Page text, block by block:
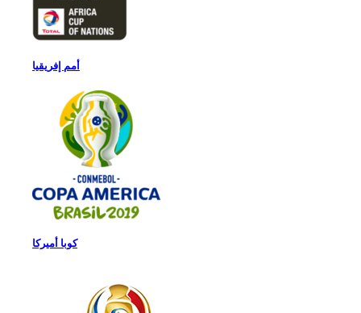
أمم إفريقيا
كوبا أميركا